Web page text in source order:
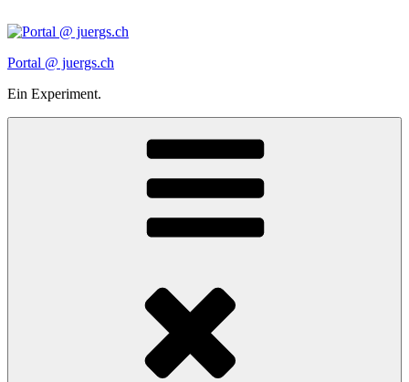
Inhalt
Portal @ juergs.ch
Ein Experiment.